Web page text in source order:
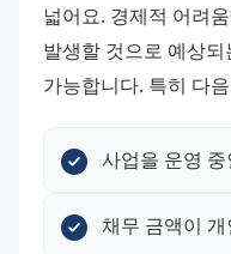
넓어요. 경제적 어려
발생할 것으로 예상
가능합니다. 특히 다
사업을 운영
채무 금액이